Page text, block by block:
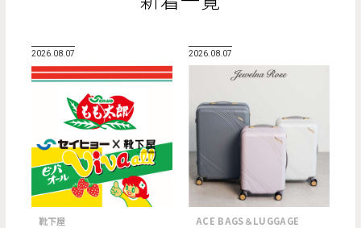
2026.08.07
靴下屋
2026.08.07
ACE BAGS＆LUGGAGE